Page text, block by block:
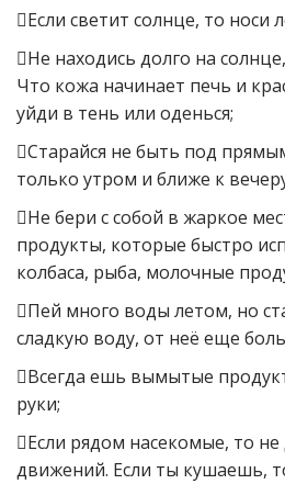
Если светит солнце, то носи
Не находись долго на
Что кожа начинает печь и
уйди в тень или оденься;
Старайся не быть под
только утром и ближе к
Не бери с собой в жаркое
продукты, которые быстро
колбаса, рыба, молочные
Пей много воды летом, но
сладкую воду, от неё еще
Всегда ешь вымытые
руки;
Если рядом насекомые, то не
движений. Если ты кушаешь,